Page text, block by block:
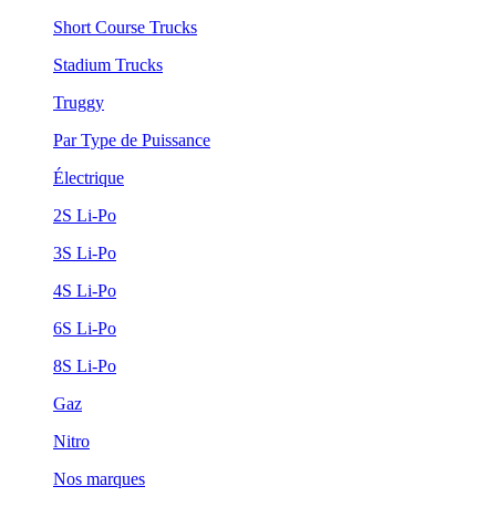
Short Course Trucks
Stadium Trucks
Truggy
Par Type de Puissance
Électrique
2S Li-Po
3S Li-Po
4S Li-Po
6S Li-Po
8S Li-Po
Gaz
Nitro
Nos marques